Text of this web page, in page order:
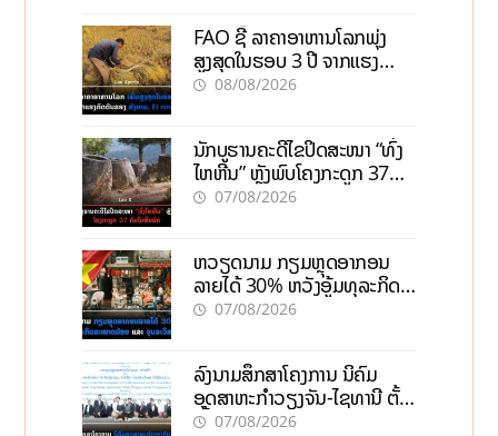
FAO ຊີ້ ລາຄາອາຫານໂລກພຸ່ງ
ສູງສຸດໃນຮອບ 3 ປີ ຈາກແຮງ
ກົດດັນຂອງສົງຄາມ, El nino
08/08/2026
ນັກບູຮານຄະດີໄຂປິດສະໜາ “ທົ່ງ
ໄຫຫີນ” ຫຼັງພົບໂຄງກະດູກ 37
ຄົນໃນຫີນຍັກ
07/08/2026
ຫວຽດນາມ ກຽມຫຼຸດອາກອນ
ລາຍໄດ້ 30% ຫວັງອູ້ມທຸລະກິດ
ຂະໜາດນ້ອຍ ແລະ ຈຸນລະ
07/08/2026
ລົງນາມສຶກສາໂຄງການ ນິຄົມ
ອຸດສາຫະກຳວຽງຈັນ-ໄຊທານີ ຕັ້ງ
ເປົ້າດຶງທຶນ 150 ລ້ານໂດລາ, ສ້າງ
07/08/2026